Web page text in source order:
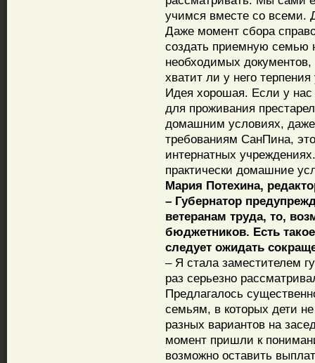
учимся вместе со всеми.
Даже момент сбора
создать приемную семью
необходимых документов,
хватит ли у него
Идея хорошая. Если у нас
для проживания
домашним условиях,
требованиям СанПина,
интернатных
практически домашние
Мария Потехина,
– Губернатор
ветеранам труда, то,
бюджетников. Есть
следует ожидать
– Я стала заместителем
раз серьезно
Предлагалось
семьям, в которых дети
разных вариантов на
момент пришли к
возможно оставить